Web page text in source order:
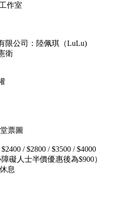
作室
限公司：陸佩琪（LuLu)
衛
/ $2800 / $3500 / $4000
礙人士半價優惠後為$900）
息